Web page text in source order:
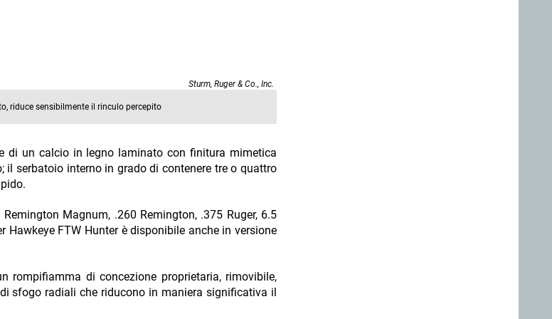
Sturm, Ruger & Co., Inc.
riduce sensibilmente il rinculo percepito
di un calcio in legno laminato con finitura mimetica
serbatoio interno in grado di contenere tre o quattro
di concezione proprietaria, rimovibile,
sfogo radiali che riducono in maniera significativa il